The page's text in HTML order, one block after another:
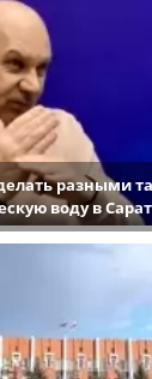
разными
воду в